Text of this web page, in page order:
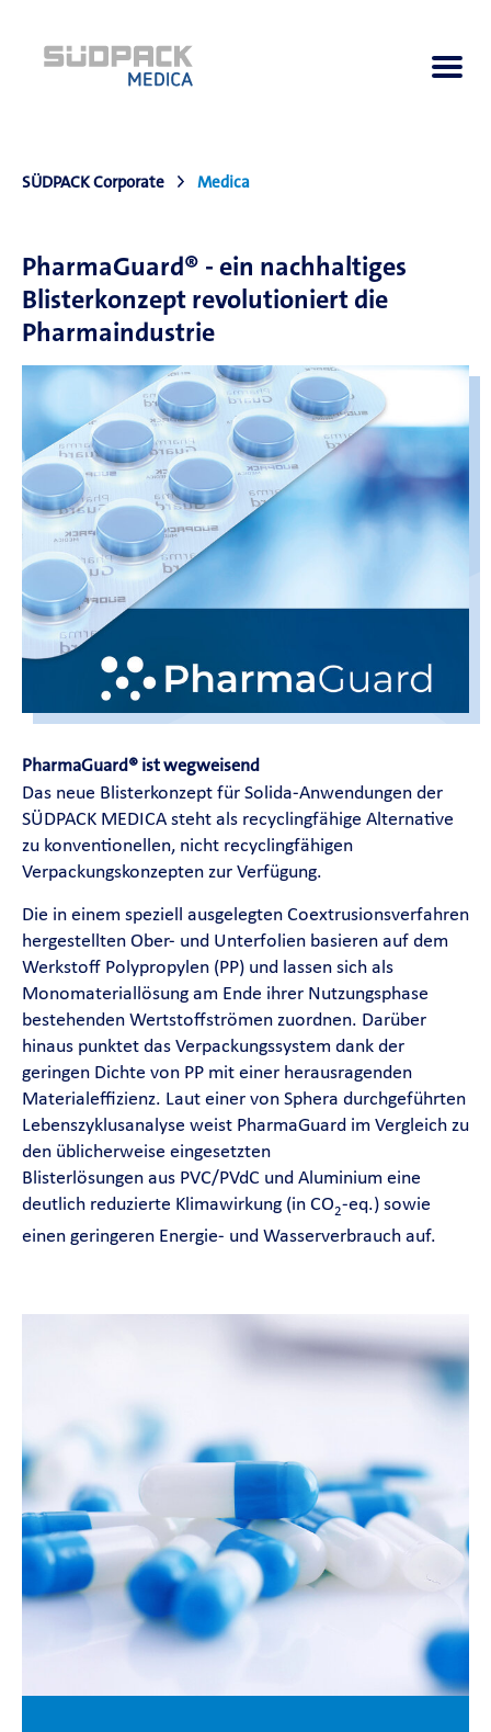
Applications
Products
Product Navigator
News
SÜDPACK Group
Food
Non-Food
Compounds
Sustainability
Do you need help?
Contact
Magazine
Career
En
SÜDPACK Corporate Medica
PharmaGuard® - ein nachhaltiges
Blisterkonzept revolutioniert die
Pharmaindustrie
PharmaGuard® ist wegweisend
Das neue Blisterkonzept für Solida-Anwendungen der
SÜDPACK MEDICA steht als recyclingfähige Alternative
zu konventionellen, nicht recyclingfähigen
Verpackungskonzepten zur Verfügung.
Die in einem speziell ausgelegten Coextrusionsverfahren
hergestellten Ober- und Unterfolien basieren auf dem
Werkstoff Polypropylen (PP) und lassen sich als
Monomateriallösung am Ende ihrer Nutzungsphase
bestehenden Wertstoffströmen zuordnen. Darüber
hinaus punktet das Verpackungssystem dank der
geringen Dichte von PP mit einer herausragenden
Materialeffizienz. Laut einer von Sphera durchgeführten
Lebenszyklusanalyse weist PharmaGuard im Vergleich zu
den üblicherweise eingesetzten
Blisterlösungen aus PVC/PVdC und Aluminium eine
deutlich reduzierte Klimawirkung (in CO2-eq.) sowie
einen geringeren Energie- und Wasserverbrauch auf.